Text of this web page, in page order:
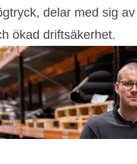
delar med sig
ökad driftsäkerhet.